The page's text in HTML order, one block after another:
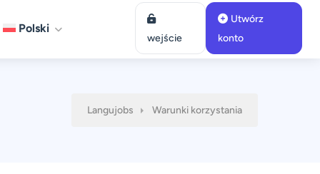
Polski
wejście
Utwórz
konto
Langujobs Warunki korzystania